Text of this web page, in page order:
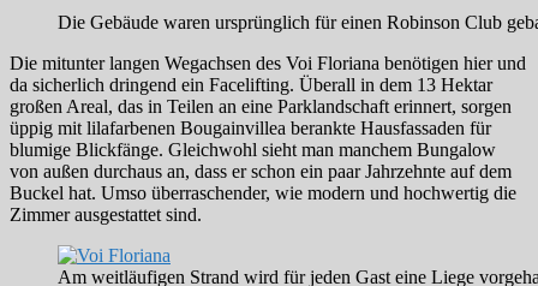
Die Gebäude waren ursprünglich für einen Robinson Club
Die mitunter langen Wegachsen des Voi Floriana benötigen hier und
da sicherlich dringend ein Facelifting. Überall in dem 13 Hektar
großen Areal, das in Teilen an eine Parklandschaft erinnert, sorgen
üppig mit lilafarbenen Bougainvillea berankte Hausfassaden für
blumige Blickfänge. Gleichwohl sieht man manchem Bungalow
von außen durchaus an, dass er schon ein paar Jahrzehnte auf dem
Buckel hat. Umso überraschender, wie modern und hochwertig die
Zimmer ausgestattet sind.
Am weitläufigen Strand wird für jeden Gast eine Liege